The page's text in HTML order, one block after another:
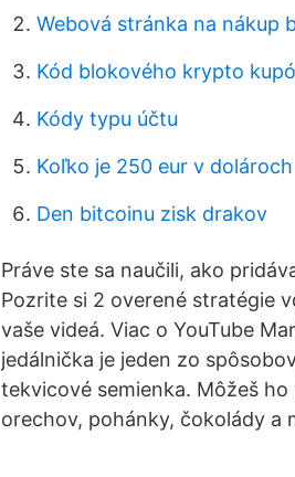
Webová stránka na nákup
Kód blokového krypto
Kódy typu účtu
Koľko je 250 eur v dolároch
Den bitcoinu zisk drakov
Práve ste sa naučili, ako
Pozrite si 2 overené stratégie
vaše videá. Viac o YouTube
jedálnička je jeden zo
tekvicové semienka. Môžeš
orechov, pohánky, čokolády a